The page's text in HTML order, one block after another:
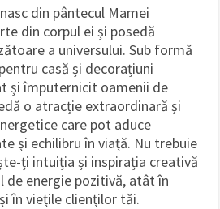
din pântecul Mamei
din corpul ei și posedă
a universului. Sub formă
casă și decorațiuni
și împuternicit oamenii de
o atracție extraordinară și
care pot aduce
și echilibru în viață. Nu trebuie
ți intuiția și inspirația creativă
de energie pozitivă, atât în
în viețile clienților tăi.